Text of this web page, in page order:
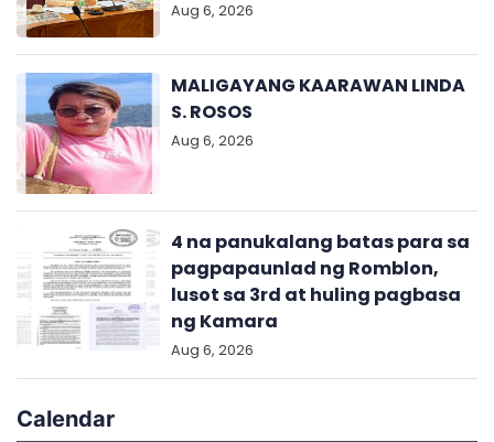
Aug 6, 2026
MALIGAYANG KAARAWAN LINDA
S. ROSOS
Aug 6, 2026
4 na panukalang batas para sa
pagpapaunlad ng Romblon,
lusot sa 3rd at huling pagbasa
ng Kamara
Aug 6, 2026
Calendar